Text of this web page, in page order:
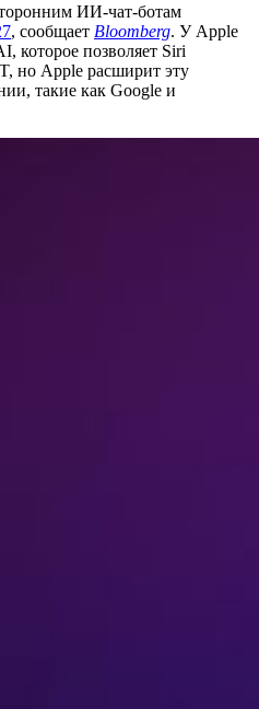
ИИ-чат-ботам
, сообщает Bloomberg. У Apple
которое позволяет Siri
но Apple расширит эту
такие как Google и